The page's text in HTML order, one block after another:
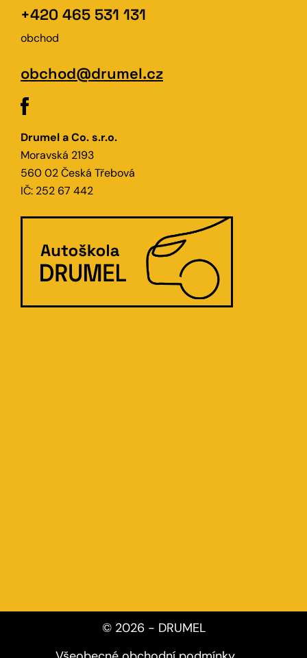
+420 465 531 131
obchod
obchod@drumel.cz
Drumel a Co. s.r.o.
Moravská 2193
560 02 Česká Třebová
IČ: 252 67 442
© 2026 - DRUMEL